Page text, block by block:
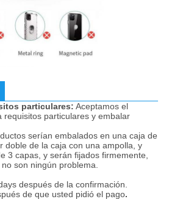
particulares: Aceptamos el
requisitos particulares y embalar
serían embalados en una caja de
doble de la caja con una ampolla, y
3 capas, y serán fijados firmemente,
son ningún problema.
después de la confirmación.
de que usted pidió el pago.